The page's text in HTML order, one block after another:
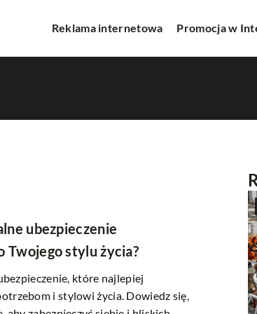
Reklama internetowa Promocja w
ubezpieczenie
Twojego stylu życia?
które najlepiej
i stylowi życia. Dowiedz się,